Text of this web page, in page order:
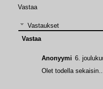
Vastaa
Vastaukset
Anonyymi 6.
Olet todella
Vastaa